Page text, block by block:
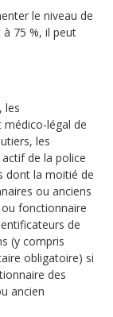
le niveau de
75 %, il peut
les
médico-légal de
les
de la police
dont la moitié de
ou anciens
fonctionnaire
de
(y compris
obligatoire) si
des
ancien